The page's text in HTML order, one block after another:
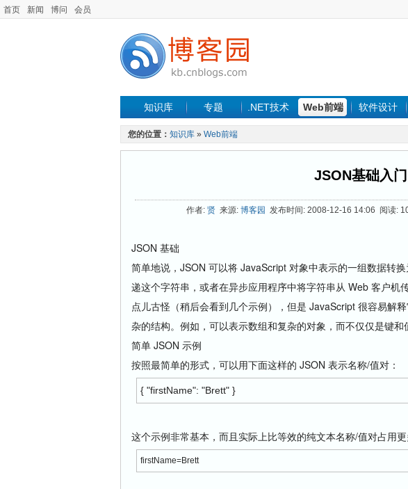
首页 新闻 博问 会员
知识库 专题 .NET技术 Web前端 软件设计
您的位置： 知识库 » Web前端
JSON基础入门
作者: 贤来源: 博客园 发布时间: 2008-12-16 14:06 阅读:
JSON 基础
简单地说，JSON 可以将 JavaScript 对象中表示的一组数据转
递这个字符串，或者在异步应用程序中将字符串从 Web 客户机
点儿古怪（稍后会看到几个示例），但是 JavaScript 很容易解
杂的结构。例如，可以表示数组和复杂的对象，而不仅仅是键和
简单 JSON 示例
按照最简单的形式，可以用下面这样的 JSON 表示名称/值对：
{ "firstName": "Brett" }
这个示例非常基本，而且实际上比等效的纯文本名称/值对占用更
firstName=Brett